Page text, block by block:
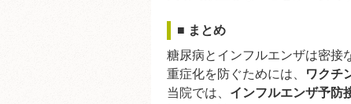
■ まとめ
糖尿病とインフルエンザは密接
重症化を防ぐためには、
ワクチ
当院では、 インフルエンザ予防